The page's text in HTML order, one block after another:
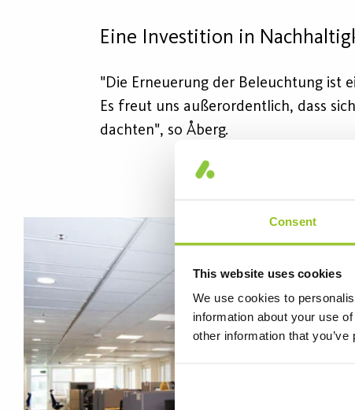
Consent
This website uses cookies
We use cookies to
information about your use
other information that
Eine Investition in
"Die Erneuerung der Beleuchtung ist
Es freut uns außerordentlich, dass
dachten", so Åberg.